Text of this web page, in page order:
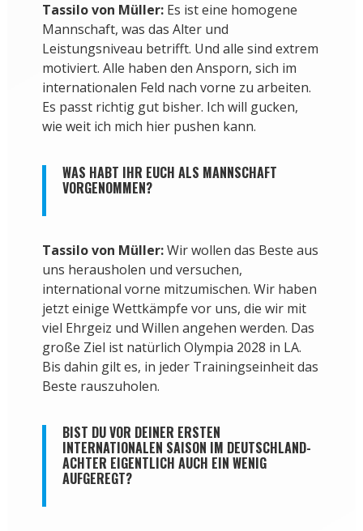
Tassilo von Müller:Es ist eine homogene
Mannschaft, was das Alter und
Leistungsniveau betrifft. Und alle sind extrem
motiviert. Alle haben den Ansporn, sich im
internationalen Feld nach vorne zu arbeiten.
Es passt richtig gut bisher. Ich will gucken,
wie weit ich mich hier pushen kann.
WAS HABT IHR EUCH ALS MANNSCHAFT
VORGENOMMEN?
Tassilo von Müller:Wir wollen das Beste aus
uns herausholen und versuchen,
international vorne mitzumischen. Wir haben
jetzt einige Wettkämpfe vor uns, die wir mit
viel Ehrgeiz und Willen angehen werden. Das
große Ziel ist natürlich Olympia 2028 in LA.
Bis dahin gilt es, in jeder Trainingseinheit das
Beste rauszuholen.
BIST DU VOR DEINER ERSTEN
INTERNATIONALEN SAISON IM DEUTSCHLAND-
ACHTER EIGENTLICH AUCH EIN WENIG
AUFGEREGT?